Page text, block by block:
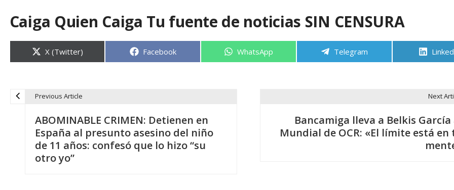
Caiga Quien Caiga Tu fuente de noticias SIN CENSURA
Compartir
en
X (Twitter) Compartir
Facebook Compartir
WhatsApp Compartir
Telegram
Previous Article
ABOMINABLE CRIMEN: Detienen en
España al presunto asesino del niño
de 11 años: confesó que lo hizo “su
otro yo”
Next
Bancamiga lleva a Belkis García
Mundial de OCR: «El límite está en